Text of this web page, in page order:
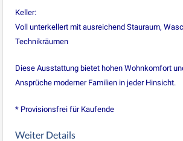
Keller:
Voll unterkellert mit ausreichend Stauraum,
Technikräumen
Diese Ausstattung bietet hohen Wohnkomfort
Ansprüche moderner Familien in jeder Hinsicht.
* Provisionsfrei für Kaufende
Weiter Details